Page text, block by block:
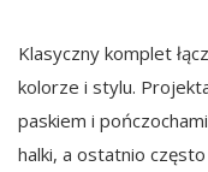
Klasyczny komplet
kolorze i stylu.
paskiem i
halki, a ostatnio